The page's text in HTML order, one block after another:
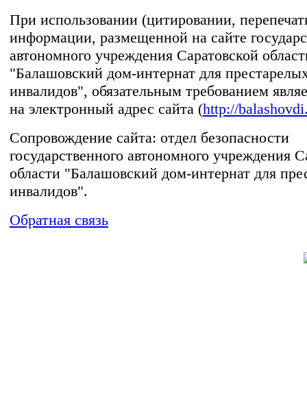
При использовании (цитировании,
информации, размещенной на сайте
автономного учреждения Саратовской
"Балашовский дом-интернат для
инвалидов", обязательным требованием
на электронный адрес сайта (http://
Сопровождение сайта: отдел безопасности
государственного автономного учреждения
области "Балашовский дом-интернат для
инвалидов".
Обратная связь